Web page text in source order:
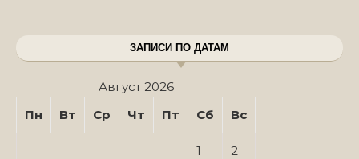
ЗАПИСИ ПО ДАТАМ
Август 2026
Пн
Вт Ср Чт Пт Сб Вс
1 2